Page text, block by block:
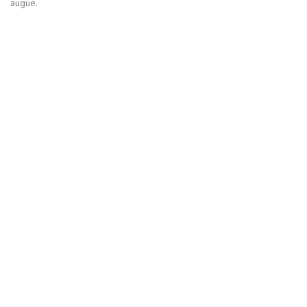
augue.